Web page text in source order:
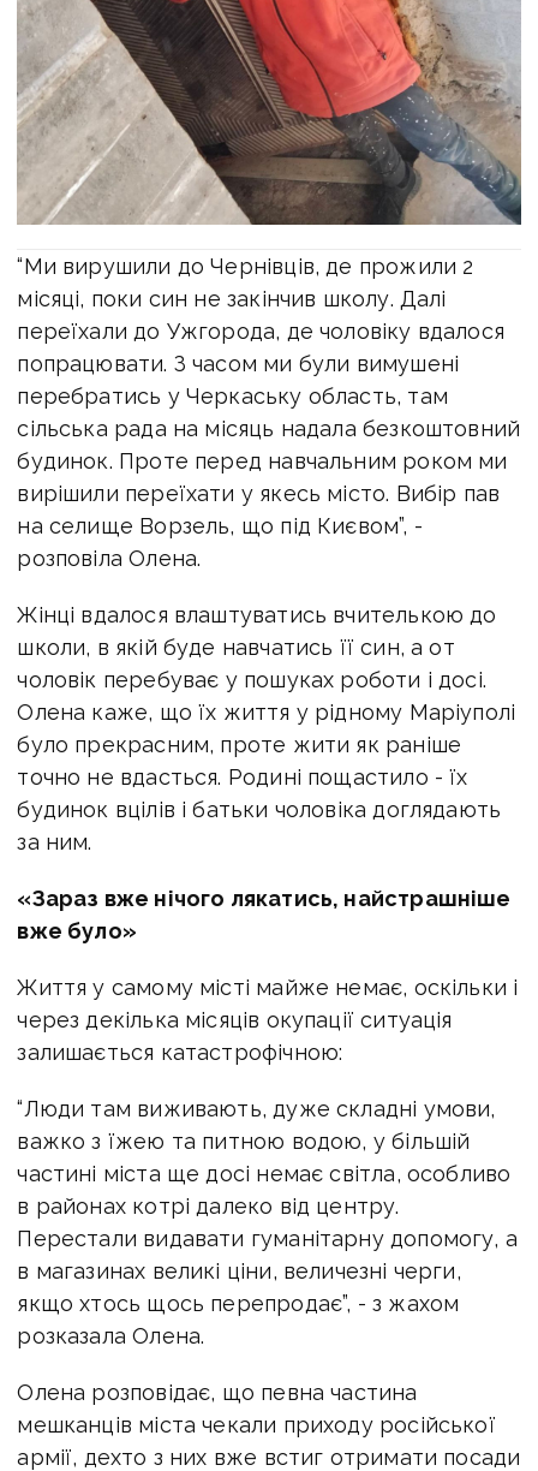
“Ми вирушили до Чернівців, де прожили 2
місяці, поки син не закінчив школу. Далі
переїхали до Ужгорода, де чоловіку вдалося
попрацювати. З часом ми були вимушені
перебратись у Черкаську область, там
сільська рада на місяць надала безкоштовний
будинок. Проте перед навчальним роком ми
вирішили переїхати у якесь місто. Вибір пав
на селище Ворзель, що під Києвом”, -
розповіла Олена.
Жінці вдалося влаштуватись вчителькою до
школи, в якій буде навчатись її син, а от
чоловік перебуває у пошуках роботи і досі.
Олена каже, що їх життя у рідному Маріуполі
було прекрасним, проте жити як раніше
точно не вдасться. Родині пощастило - їх
будинок вцілів і батьки чоловіка доглядають
за ним.
«Зараз вже нічого лякатись, найстрашніше
вже було»
Життя у самому місті майже немає, оскільки і
через декілька місяців окупації ситуація
залишається катастрофічною:
“Люди там виживають, дуже складні умови,
важко з їжею та питною водою, у більшій
частині міста ще досі немає світла, особливо
в районах котрі далеко від центру.
Перестали видавати гуманітарну допомогу, а
в магазинах великі ціни, величезні черги,
якщо хтось щось перепродає”, - з жахом
розказала Олена.
Олена розповідає, що певна частина
мешканців міста чекали приходу російської
армії, дехто з них вже встиг отримати посади